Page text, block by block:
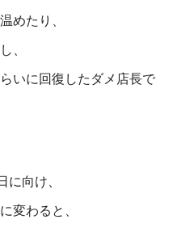
めたり、
、
いに回復したダメ店長で
に向け、
変わると、